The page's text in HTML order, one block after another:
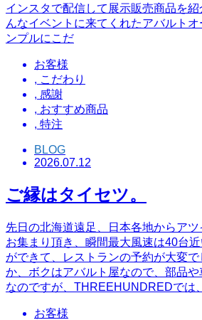
インスタで配信して展示販売商品を
んなイベントに来てくれたアバルト
ンプルにこだ
お客様
, こだわり
, 感謝
, おすすめ商品
, 特注
BLOG
2026.07.12
ご縁はタイセツ。
先日の北海道遠足、日本各地からア
お集まり頂き、瞬間最大風速は40台
ができて、レストランの予約が大変
か、ボクはアバルト屋なので、部品や
なのですが、THREEHUNDREDでは
お客様